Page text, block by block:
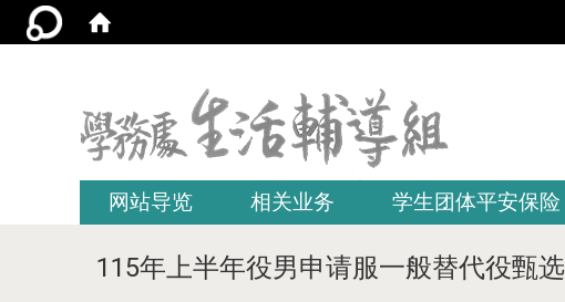
网站导览 相关业务 学生团体平安保险
115年上半年役男申请服一般替代役甄